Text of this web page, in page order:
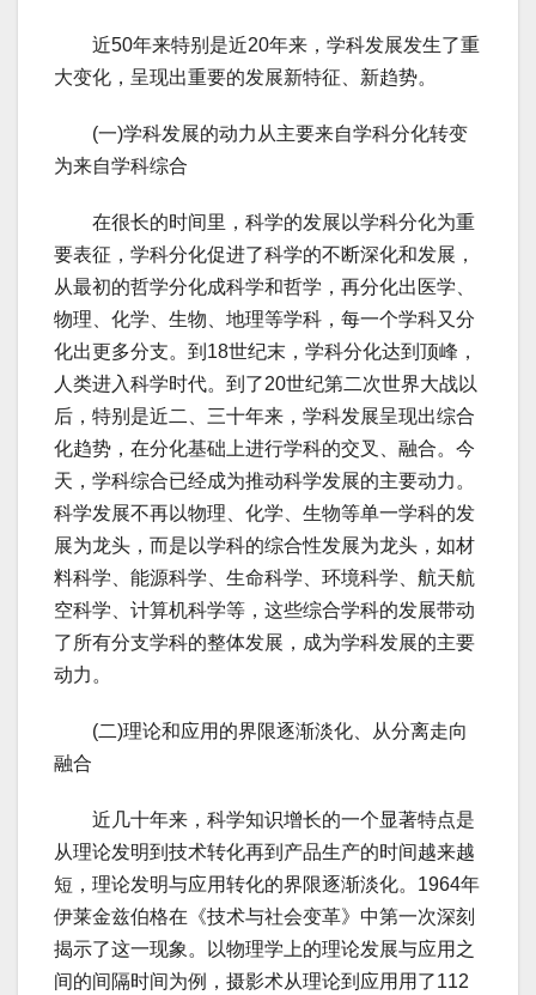
近50年来特别是近20年来，学科发展发生了重
大变化，呈现出重要的发展新特征、新趋势。
(一)学科发展的动力从主要来自学科分化转变
为来自学科综合
在很长的时间里，科学的发展以学科分化为重
要表征，学科分化促进了科学的不断深化和发展，
从最初的哲学分化成科学和哲学，再分化出医学、
物理、化学、生物、地理等学科，每一个学科又分
化出更多分支。到18世纪末，学科分化达到顶峰，
人类进入科学时代。到了20世纪第二次世界大战以
后，特别是近二、三十年来，学科发展呈现出综合
化趋势，在分化基础上进行学科的交叉、融合。今
天，学科综合已经成为推动科学发展的主要动力。
科学发展不再以物理、化学、生物等单一学科的发
展为龙头，而是以学科的综合性发展为龙头，如材
料科学、能源科学、生命科学、环境科学、航天航
空科学、计算机科学等，这些综合学科的发展带动
了所有分支学科的整体发展，成为学科发展的主要
动力。
(二)理论和应用的界限逐渐淡化、从分离走向
融合
近几十年来，科学知识增长的一个显著特点是
从理论发明到技术转化再到产品生产的时间越来越
短，理论发明与应用转化的界限逐渐淡化。1964年
伊莱金兹伯格在《技术与社会变革》中第一次深刻
揭示了这一现象。以物理学上的理论发展与应用之
间的间隔时间为例，摄影术从理论到应用用了112